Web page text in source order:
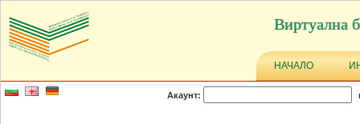
Виртуална
НАЧАЛО
Акаунт: